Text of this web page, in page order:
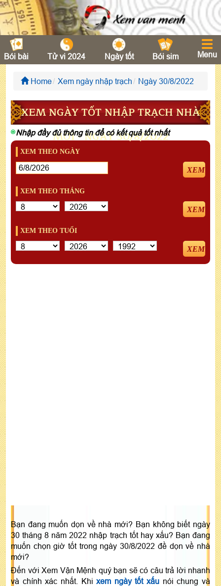
Bói bài Tử vi 2024 Ngày tốt Bói sim Menu
Home Xem ngày nhập trạch Ngày 30/8/2022
XEM NGÀY TỐT NHẬP TRẠCH NHÀ
MỚI - NGÀY 30/8/2022
Nhập đầy đủ thông tin để có kết quả tốt nhất
XEM THEO NGÀY
XEM
XEM THEO THÁNG
XEM
XEM THEO TUỔI
XEM
Bạn đang muốn dọn về nhà mới? Bạn không biết ngày
30 tháng 8 năm 2022 nhập trạch tốt hay xấu? Bạn đang
muốn chọn giờ tốt trong ngày 30/8/2022 đề dọn về nhà
mới?
Đến với Xem Vận Mệnh quý bạn sẽ có câu trả lời nhanh
và chính xác nhất. Khixem ngày tốt xấu nói chung và